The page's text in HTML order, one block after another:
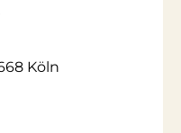
Köln